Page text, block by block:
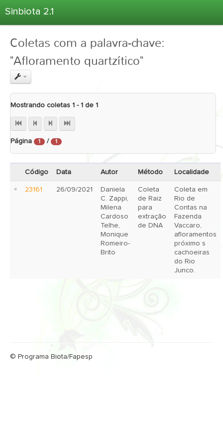
Sinbiota 2.1
Informações Ambientais
Coletas
Projetos
Unidades Depositárias
Atlas 2.1
Estatísticas
Login
Coletas com a palavra-chave:
"Afloramento quartzítico"
Mostrando coletas 1 - 1 de 1
Página 1 / 1
Código Data Autor Método Localidade
23161 26/09/2021
Daniela
C. Zappi,
Milena
Cardoso
Telhe,
Monique
Romeiro-
Brito
Coleta
de Raiz
para
extração
de DNA
Coleta em
Rio de
Contas na
Fazenda
Vaccaro,
afloramentos
próximo s
cachoeiras
do Rio
Junco.
© Programa Biota/Fapesp